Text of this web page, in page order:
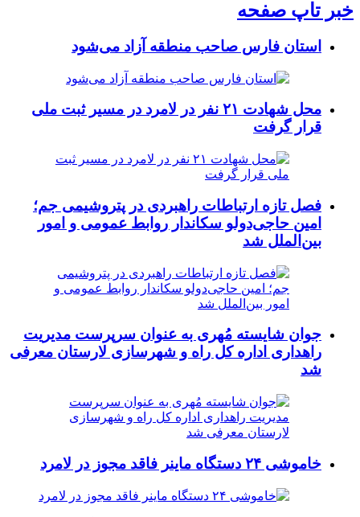
خبر تاپ صفحه
استان فارس صاحب منطقه آزاد می‌شود
محل شهادت ۲۱ نفر در لامرد در مسیر ثبت ملی
قرار گرفت
فصل تازه ارتباطات راهبردی در پتروشیمی جم؛
امین حاجی‌دولو سکاندار روابط عمومی و امور
بین‌الملل شد
جوان شایسته مُهری به عنوان سرپرست مدیریت
راهداری اداره کل راه و شهرسازی لارستان معرفی
شد
خاموشی ۲۴ دستگاه ماینر فاقد مجوز در لامرد